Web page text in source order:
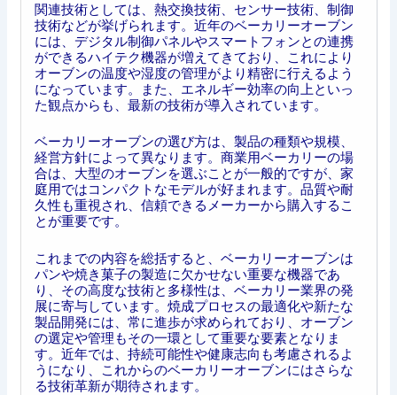
関連技術としては、熱交換技術、センサー技術、制御
技術などが挙げられます。近年のベーカリーオーブン
には、デジタル制御パネルやスマートフォンとの連携
ができるハイテク機器が増えてきており、これにより
オーブンの温度や湿度の管理がより精密に行えるよう
になっています。また、エネルギー効率の向上といっ
た観点からも、最新の技術が導入されています。
ベーカリーオーブンの選び方は、製品の種類や規模、
経営方針によって異なります。商業用ベーカリーの場
合は、大型のオーブンを選ぶことが一般的ですが、家
庭用ではコンパクトなモデルが好まれます。品質や耐
久性も重視され、信頼できるメーカーから購入するこ
とが重要です。
これまでの内容を総括すると、ベーカリーオーブンは
パンや焼き菓子の製造に欠かせない重要な機器であ
り、その高度な技術と多様性は、ベーカリー業界の発
展に寄与しています。焼成プロセスの最適化や新たな
製品開発には、常に進歩が求められており、オーブン
の選定や管理もその一環として重要な要素となりま
す。近年では、持続可能性や健康志向も考慮されるよ
うになり、これからのベーカリーオーブンにはさらな
る技術革新が期待されます。